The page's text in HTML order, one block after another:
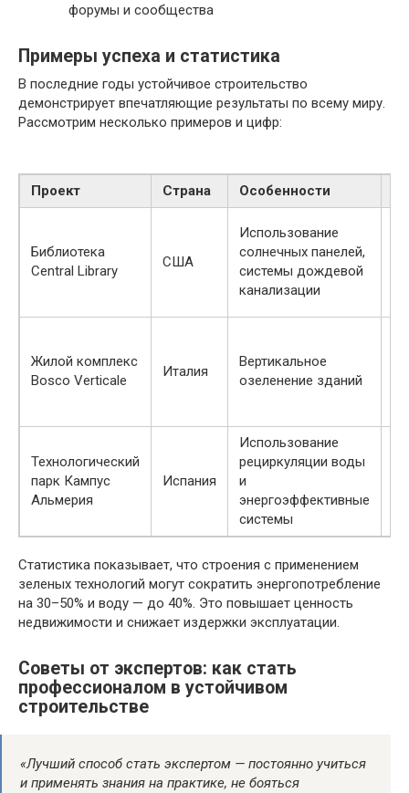
форумы и сообщества
Примеры успеха и статистика
В последние годы устойчивое строительство
демонстрирует впечатляющие результаты по всему миру.
Рассмотрим несколько примеров и цифр:
Проект Страна Особенности
Библиотека
Central Library
США
Использование
солнечных панелей,
системы дождевой
канализации
Жилой комплекс
Bosco Verticale
Италия
Вертикальное
озеленение зданий
Технологический
парк Кампус
Альмерия
Испания
Использование
рециркуляции воды
и
энергоэффективные
системы
Статистика показывает, что строения с применением
зеленых технологий могут сократить энергопотребление
на 30–50% и воду — до 40%. Это повышает ценность
недвижимости и снижает издержки эксплуатации.
Советы от экспертов: как стать
профессионалом в устойчивом
строительстве
«Лучший способ стать экспертом — постоянно учиться
и применять знания на практике, не бояться